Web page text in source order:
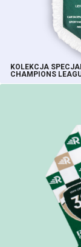
KOLEKCJA
CHAMPIONS